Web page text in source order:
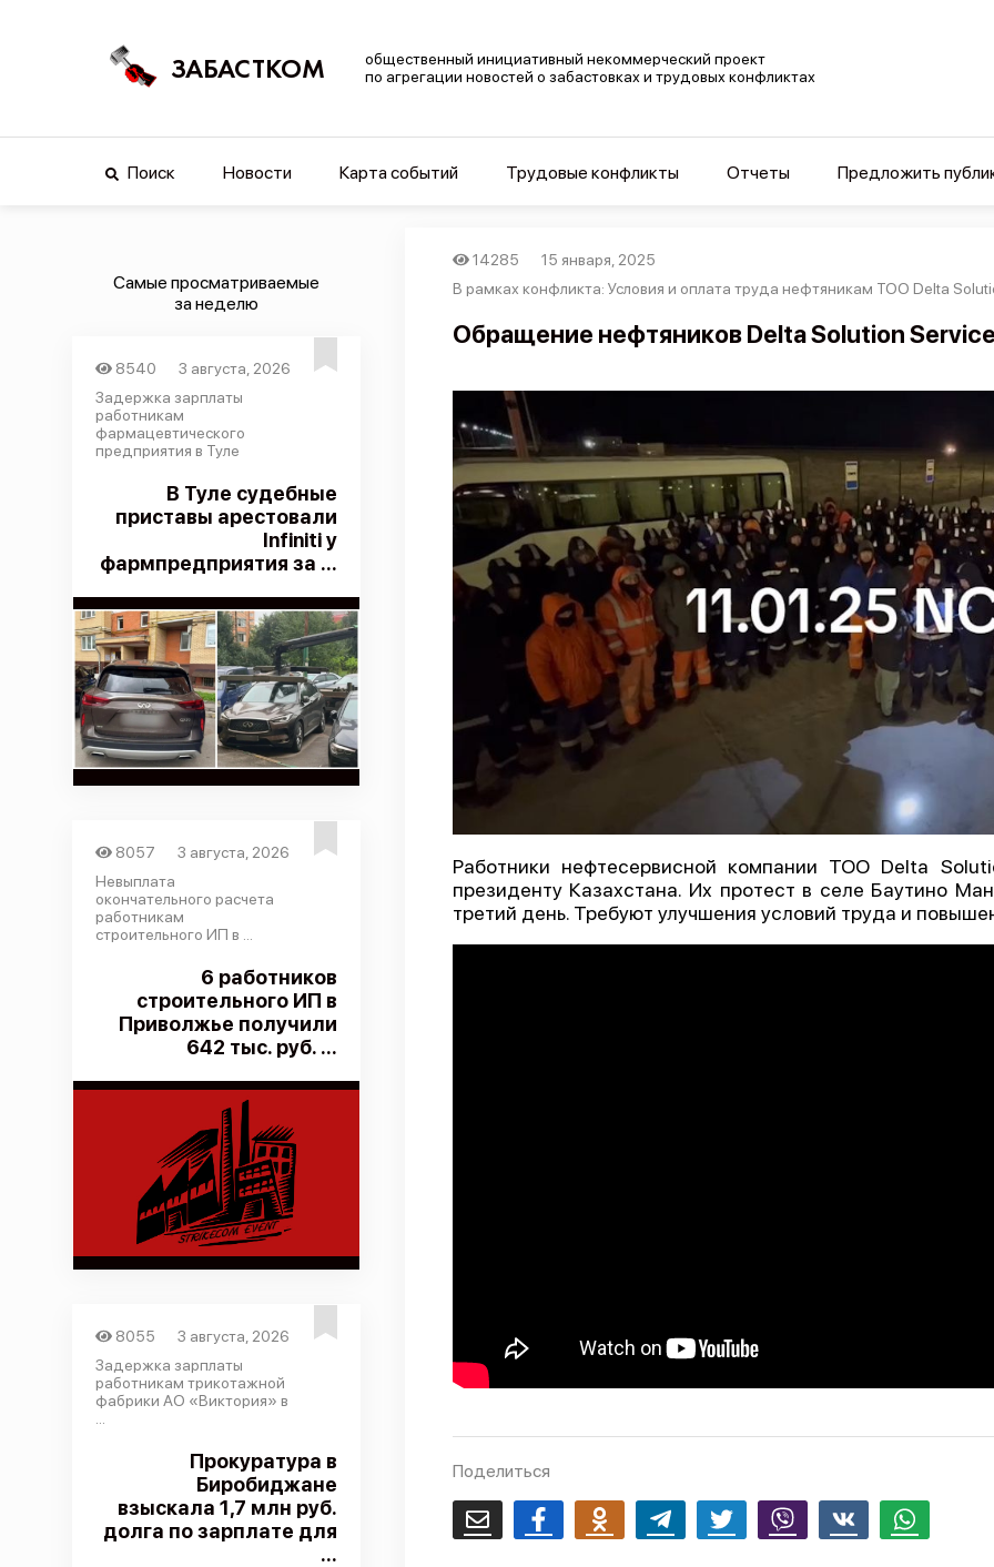
ЗАБАСТКОМ
общественный инициативный некоммерческий проект
по агрегации новостей о забастовках и трудовых конфликтах
Поиск Новости Карта событий Трудовые конфликты Отчеты Предложить
Самые просматриваемые
за неделю
8540
3 августа, 2026
Задержка зарплаты
работникам
фармацевтического
предприятия в Туле
В Туле судебные
приставы арестовали
Infiniti у
фармпредприятия за ...
8057
3 августа, 2026
Невыплата
окончательного расчета
работникам
строительного ИП в ...
6 работников
строительного ИП в
Приволжье получили
642 тыс. руб. ...
8055
3 августа, 2026
Задержка зарплаты
работникам трикотажной
фабрики АО «Виктория» в
Прокуратура в
Биробиджане
взыскала 1,7 млн руб.
долга по зарплате для
...
14285
15 января, 2025
В рамках конфликта: Условия и оплата труда нефтяникам ТОО Delta
Обращение нефтяников Delta Solution
Работники нефтесервисной компании ТОО Delta
президенту Казахстана. Их протест в селе Баутино
третий день. Требуют улучшения условий труда и
Поделиться
Email FacebookOdnoklassnikiTelegram Twitter Viber Whatsapp